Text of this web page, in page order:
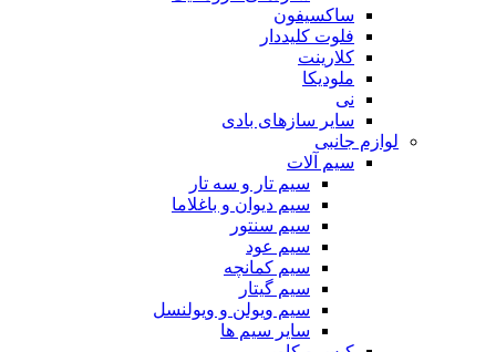
ساکسیفون
فلوت کلیددار
کلارینت
ملودیکا
نی
سایر سازهای بادی
لوازم جانبی
سیم آلات
سیم تار و سه تار
سیم دیوان و باغلاما
سیم سنتور
سیم عود
سیم کمانچه
سیم گیتار
سیم ویولن و ویولنسل
سایر سیم ها